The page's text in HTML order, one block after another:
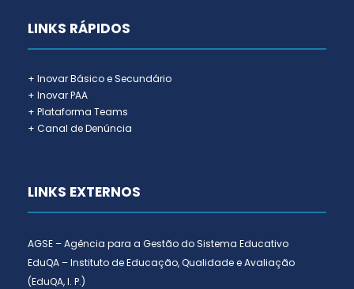
LINKS RÁPIDOS
+ Inovar Básico e Secundário
+ Inovar PAA
+ Plataforma Teams
+ Canal de Denúncia
LINKS EXTERNOS
AGSE – Agência para a Gestão do Sistema Educativo
EduQA – Instituto de Educação, Qualidade e Avaliação
(EduQA, I. P.)